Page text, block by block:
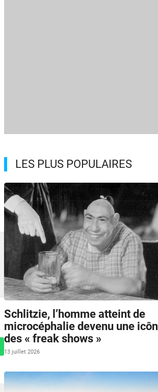
LES PLUS POPULAIRES
Schlitzie, l’homme atteint de
microcéphalie devenu une
des « freak shows »
13 juillet 2026